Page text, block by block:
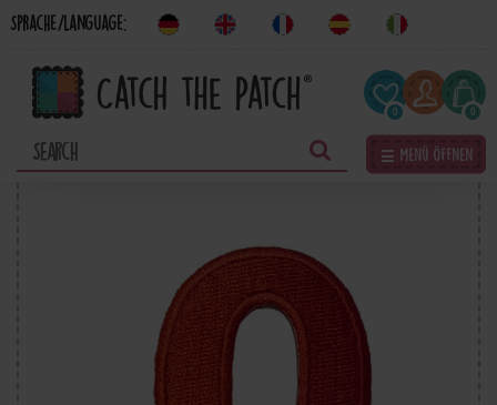
Sprache/Language:
0
☰ Menü öffnen